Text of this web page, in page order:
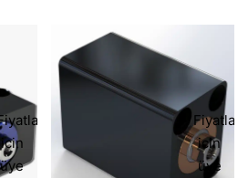
icin
üye
Fiyatlar
icin
üye